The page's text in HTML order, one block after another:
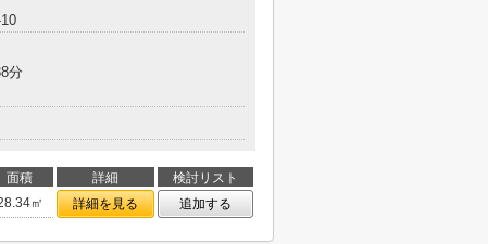
分
面積 詳細
検討リスト
㎡ 詳細を見る 追加する